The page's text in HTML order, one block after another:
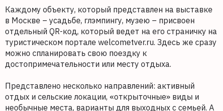
Каждому объекту, который представлен на выставке
в Москве – усадьбе, глэмпингу, музею – присвоен
отдельный QR-код, который ведет на его страничку на
туристическом портале welcometver.ru. Здесь же сразу
можно спланировать свою поездку к
достопримечательности или месту отдыха.
Представлено несколько направлений: активный
отдых и сельские локации, «открыточные» виды и
необычные места, варианты для выходных с семьей. А